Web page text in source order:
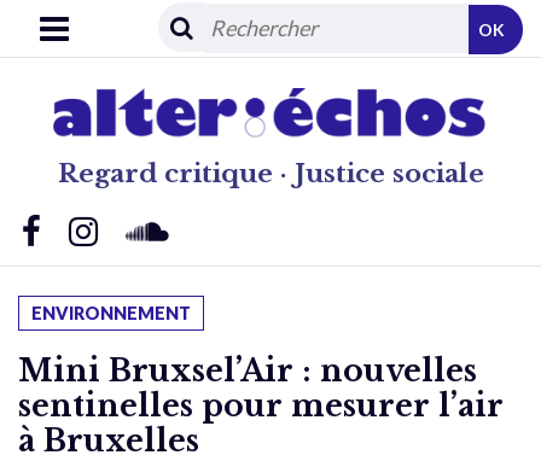
Regard critique · Justice sociale
OK
ENVIRONNEMENT
Mini Bruxsel’Air : nouvelles
sentinelles pour mesurer l’air
à Bruxelles